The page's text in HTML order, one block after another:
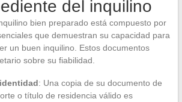
del inquilino
bien preparado está compuesto por
que demuestran su capacidad para
un buen inquilino. Estos documentos
sobre su fiabilidad.
: Una copia de su documento de
o título de residencia válido es